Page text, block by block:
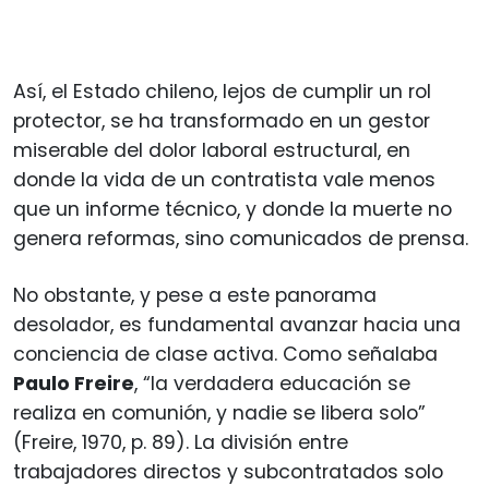
Así, el Estado chileno, lejos de cumplir un rol
protector, se ha transformado en un gestor
miserable del dolor laboral estructural, en
donde la vida de un contratista vale menos
que un informe técnico, y donde la muerte no
genera reformas, sino comunicados de prensa.
No obstante, y pese a este panorama
desolador, es fundamental avanzar hacia una
conciencia de clase activa. Como señalaba
Paulo Freire, “la verdadera educación se
realiza en comunión, y nadie se libera solo”
(Freire, 1970, p. 89). La división entre
trabajadores directos y subcontratados solo